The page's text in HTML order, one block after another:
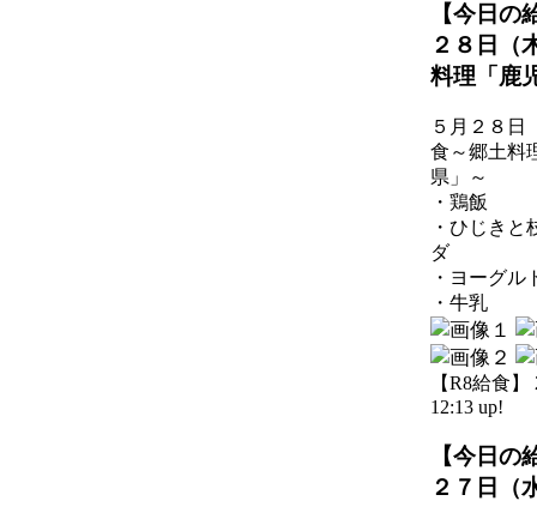
【今日の
２８日（
料理「鹿
５月２８日
食～郷土料
県」～
・鶏飯
・ひじきと
ダ
・ヨーグル
・牛乳
【R8給食】
12:13 up!
【今日の
２７日（